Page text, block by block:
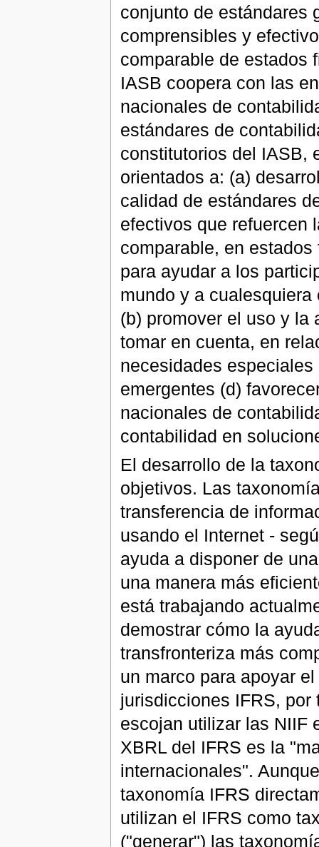
conjunto de estándares
comprensibles y
comparable de estados
IASB coopera con las
nacionales de
estándares de
constitutorios del IASB,
orientados a: (a)
calidad de estándares
efectivos que refuercen
comparable, en
para ayudar a los
mundo y a
(b) promover el uso y la
tomar en cuenta, en
necesidades
emergentes (d)
nacionales de
contabilidad en
El desarrollo de la
objetivos. Las
transferencia de
usando el Internet -
ayuda a disponer de
una manera más
está trabajando
demostrar cómo la
transfronteriza más
un marco para apoyar
jurisdicciones IFRS,
escojan utilizar las NIIF
XBRL del IFRS es la
internacionales".
taxonomía IFRS
utilizan el IFRS como
("generar") las